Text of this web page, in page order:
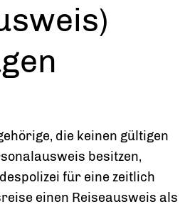
die keinen gültigen
besitzen,
für eine zeitlich
einen Reiseausweis als